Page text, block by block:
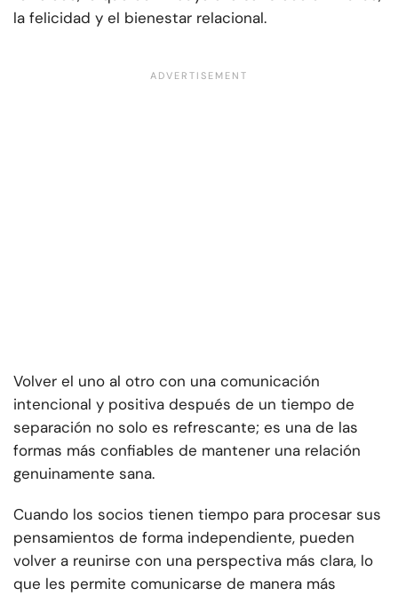
la felicidad y el bienestar relacional.
Volver el uno al otro con una comunicación
intencional y positiva después de un tiempo de
separación no solo es refrescante; es una de las
formas más confiables de mantener una relación
genuinamente sana.
Cuando los socios tienen tiempo para procesar sus
pensamientos de forma independiente, pueden
volver a reunirse con una perspectiva más clara, lo
que les permite comunicarse de manera más